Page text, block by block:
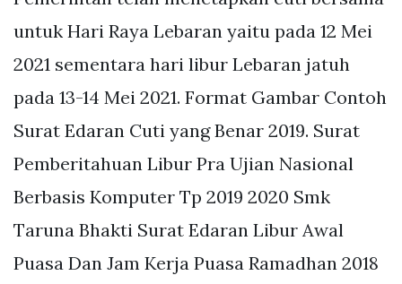
untuk Hari Raya Lebaran yaitu pada 12 Mei
2021 sementara hari libur Lebaran jatuh
pada 13-14 Mei 2021. Format Gambar Contoh
Surat Edaran Cuti yang Benar 2019. Surat
Pemberitahuan Libur Pra Ujian Nasional
Berbasis Komputer Tp 2019 2020 Smk
Taruna Bhakti Surat Edaran Libur Awal
Puasa Dan Jam Kerja Puasa Ramadhan 2018